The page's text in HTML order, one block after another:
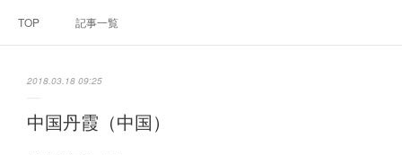
TOP 記事一覧
2018.03.18 09:25
中国丹霞（中国）